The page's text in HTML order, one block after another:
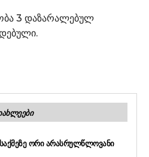
3 დაზარალებულ
ᲝᲠᲘ ᲐᲠᲐᲡᲠᲣᲚᲬᲚᲝᲕᲐᲜᲘ